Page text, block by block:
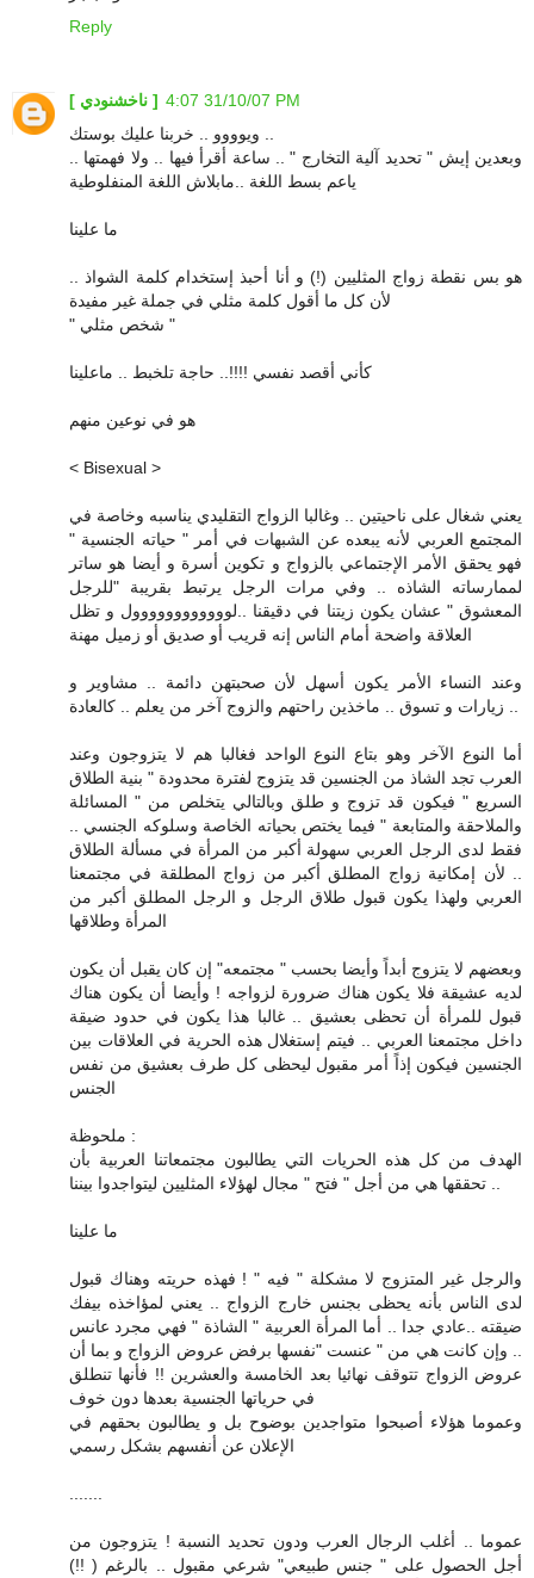
Reply
[ ناخشنودي ]
31/10/07 4:07 PM
وبعدين إيش " تحديد آلية التخارج " .. ساعة أقرأ فيها .. ولا فهمتها ..
ياعم بسط اللغة ..مابلاش اللغة المنفلوطية
ما علينا
هو بس نقطة زواج المثليين (!) و أنا أحبذ إستخدام كلمة الشواذ ..
لأن كل ما أقول كلمة مثلي في جملة غير مفيدة
" شخص مثلي "
كأني أقصد نفسي !!!!.. حاجة تلخبط .. ماعلينا
هو في نوعين منهم
< Bisexual >
يعني شغال على ناحيتين .. وغالبا الزواج التقليدي يناسبه وخاصة في
المجتمع العربي لأنه يبعده عن الشبهات في أمر " حياته الجنسية "
فهو يحقق الأمر الإجتماعي بالزواج و تكوين أسرة و أيضا هو ساتر
لممارساته الشاذه .. وفي مرات الرجل يرتبط بقريبة "للرجل
المعشوق " عشان يكون زيتنا في دقيقنا ..لوووووووووووول و تظل
العلاقة واضحة أمام الناس إنه قريب أو صديق أو زميل مهنة
وعند النساء الأمر يكون أسهل لأن صحبتهن دائمة .. مشاوير و
أما النوع الآخر وهو بتاع النوع الواحد فغالبا هم لا يتزوجون وعند
العرب تجد الشاذ من الجنسين قد يتزوج لفترة محدودة " بنية الطلاق
السريع " فيكون قد تزوج و طلق وبالتالي يتخلص من " المسائلة
والملاحقة والمتابعة " فيما يختص بحياته الخاصة وسلوكه الجنسي ..
فقط لدى الرجل العربي سهولة أكبر من المرأة في مسألة الطلاق
.. لأن إمكانية زواج المطلق أكبر من زواج المطلقة في مجتمعنا
العربي ولهذا يكون قبول طلاق الرجل و الرجل المطلق أكبر من
المرأة وطلاقها
وبعضهم لا يتزوج أبداً وأيضا بحسب " مجتمعه" إن كان يقبل أن يكون
لديه عشيقة فلا يكون هناك ضرورة لزواجه ! وأيضا أن يكون هناك
قبول للمرأة أن تحظى بعشيق .. غالبا هذا يكون في حدود ضيقة
داخل مجتمعنا العربي .. فيتم إستغلال هذه الحرية في العلاقات بين
الجنسين فيكون إذاً أمر مقبول ليحظى كل طرف بعشيق من نفس
الجنس
ملحوظة :
الهدف من كل هذه الحريات التي يطالبون مجتمعاتنا العربية بأن
ما علينا
والرجل غير المتزوج لا مشكلة " فيه " ! فهذه حريته وهناك قبول
لدى الناس بأنه يحظى بجنس خارج الزواج .. يعني لمؤاخذه بيفك
ضيقته ..عادي جدا .. أما المرأة العربية " الشاذة " فهي مجرد عانس
.. وإن كانت هي من " عنست "نفسها برفض عروض الزواج و بما أن
عروض الزواج تتوقف نهائيا بعد الخامسة والعشرين !! فأنها تنطلق
في حرياتها الجنسية بعدها دون خوف
وعموما هؤلاء أصبحوا متواجدين بوضوح بل و يطالبون بحقهم في
الإعلان عن أنفسهم بشكل رسمي
عموما .. أغلب الرجال العرب ودون تحديد النسبة ! يتزوجون من
أجل الحصول على " جنس طبيعي" شرعي مقبول .. بالرغم ( !!)